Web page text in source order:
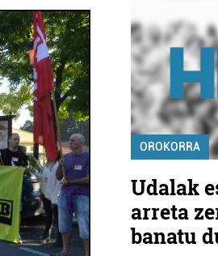
OROKORRA
Udalak
arreta
banatu